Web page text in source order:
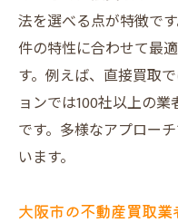
法を選べる点が特徴で
件の特性に合わせて最
す。例えば、直接買取
ョンでは100社以上の
です。多様なアプロー
います。
大阪市の不動産買取